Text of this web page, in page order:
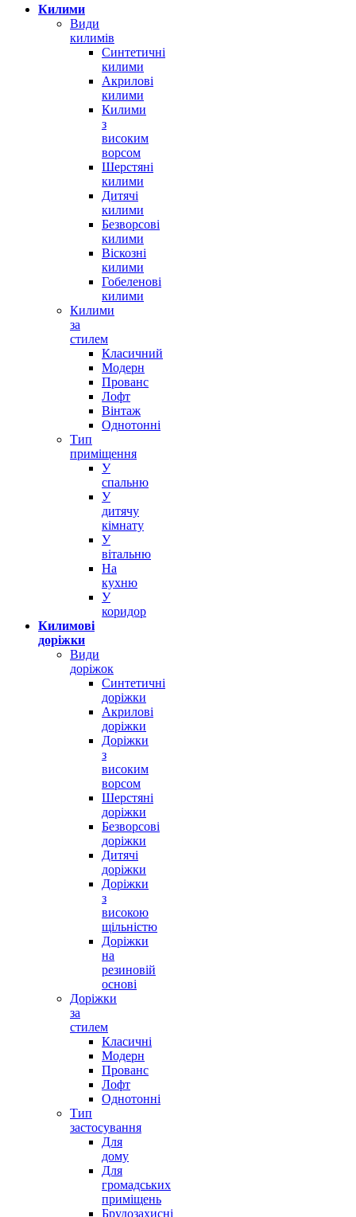
Килими
Види
килимів
Синтетичні
килими
Акрилові
килими
Килими
з
високим
ворсом
Шерстяні
килими
Дитячі
килими
Безворсові
килими
Віскозні
килими
Гобеленові
килими
Килими
за
стилем
Класичний
Модерн
Прованс
Лофт
Вінтаж
Однотонні
Тип
приміщення
У
спальню
У
дитячу
кімнату
У
вітальню
На
кухню
У
коридор
Килимові
доріжки
Види
доріжок
Синтетичні
доріжки
Акрилові
доріжки
Доріжки
з
високим
ворсом
Шерстяні
доріжки
Безворсові
доріжки
Дитячі
доріжки
Доріжки
з
високою
щільністю
Доріжки
на
резиновій
основі
Доріжки
за
стилем
Класичні
Модерн
Прованс
Лофт
Однотонні
Тип
застосування
Для
дому
Для
громадських
приміщень
Брудозахисні